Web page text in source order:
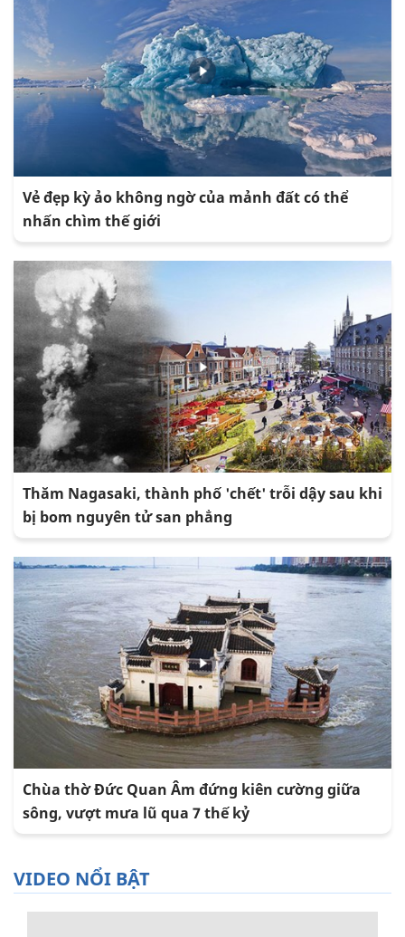
Vẻ đẹp kỳ ảo không ngờ của mảnh đất có thể
nhấn chìm thế giới
Thăm Nagasaki, thành phố 'chết' trỗi dậy sau khi
bị bom nguyên tử san phẳng
Chùa thờ Đức Quan Âm đứng kiên cường giữa
sông, vượt mưa lũ qua 7 thế kỷ
VIDEO NỔI BẬT